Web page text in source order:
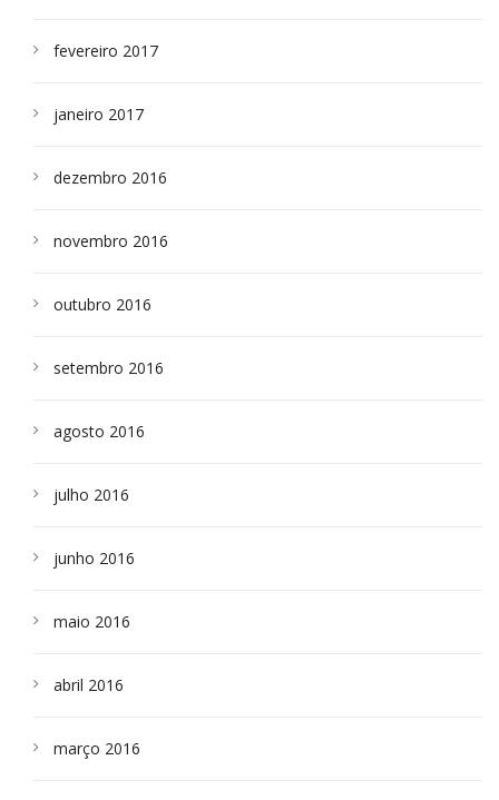
fevereiro 2017
janeiro 2017
dezembro 2016
novembro 2016
outubro 2016
setembro 2016
agosto 2016
julho 2016
junho 2016
maio 2016
abril 2016
março 2016